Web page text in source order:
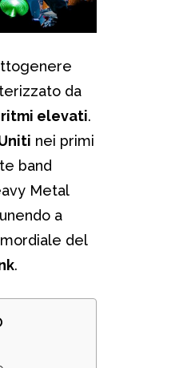
da
ritmi elevati.
nei primi
band
Metal
a
del
.